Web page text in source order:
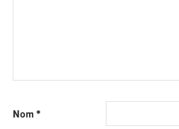
Nom*